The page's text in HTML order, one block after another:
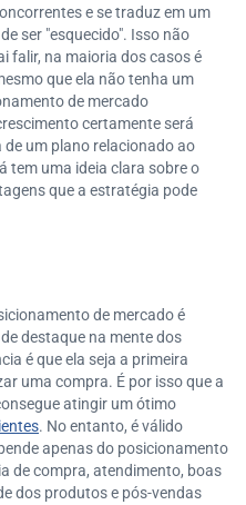
e se traduz em um
ser "esquecido". Isso não
falir, na maioria dos casos é
que ela não tenha um
de mercado
certamente será
um plano relacionado ao
tem uma ideia clara sobre o
que a estratégia pode
de mercado é
destaque na mente dos
é que ela seja a primeira
uma compra. É por isso que a
atingir um ótimo
. No entanto, é válido
apenas do posicionamento
de compra, atendimento, boas
dos produtos e pós-vendas